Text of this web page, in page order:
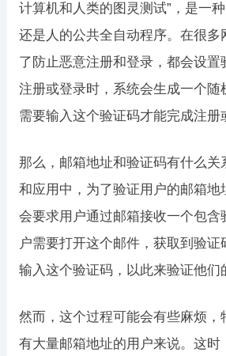
计算机和人类的图灵测试”，是一
还是人的公共全自动程序。在很多
了防止恶意注册和登录，都会设置
注册或登录时，系统会生成一个随
需要输入这个验证码才能完成注册
那么，邮箱地址和验证码有什么关
和应用中，为了验证用户的邮箱地
会要求用户通过邮箱接收一个包含
户需要打开这个邮件，获取到验证
输入这个验证码，以此来验证他们
然而，这个过程可能会有些麻烦，
有大量邮箱地址的用户来说。这时